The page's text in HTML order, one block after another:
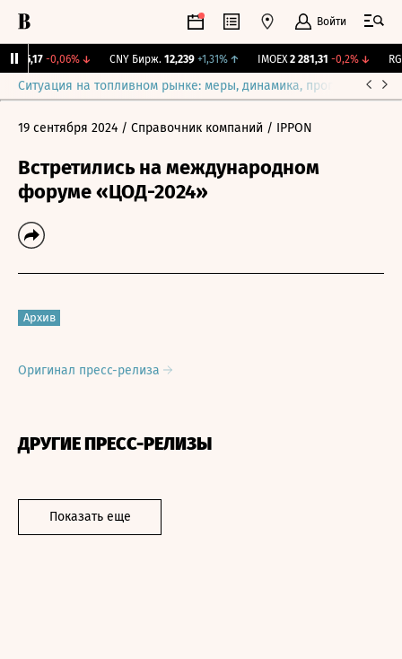
Войти
115,17 -0,06%↓ CNY Бирж. 12,239 +1,31%↑ IMOEX 2 281,31 -0,2%↓
Ситуация на топливном рынке: меры, динамика, прогнозы
19 сентября 2024 / Справочник компаний / IPPON
Встретились на международном
форуме «ЦОД-2024»
Архив
Оригинал пресс-релиза
ДРУГИЕ ПРЕСС-РЕЛИЗЫ
Показать еще